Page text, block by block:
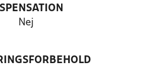
Nej